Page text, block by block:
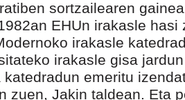
sortzailearen
EHUn irakasle hasi
irakasle
irakasle gisa
katedradun emeritu
zuen, Jakin taldean. Eta